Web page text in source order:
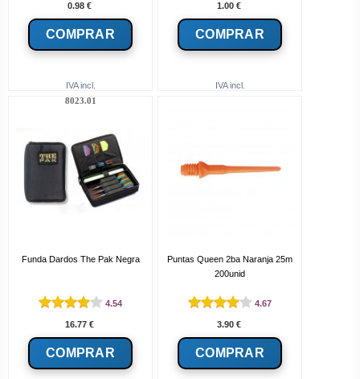
IVA incl.
0.98 €
IVA incl.
1.00 €
8023.01
Funda Dardos The Pak Negra
4.54
16.77 €
Puntas Queen 2ba Naranja 25m
200unid
4.67
3.90 €